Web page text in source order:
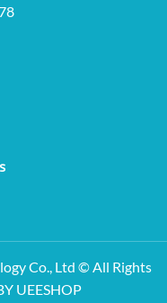
Co., Ltd © All Rights
UEESHOP